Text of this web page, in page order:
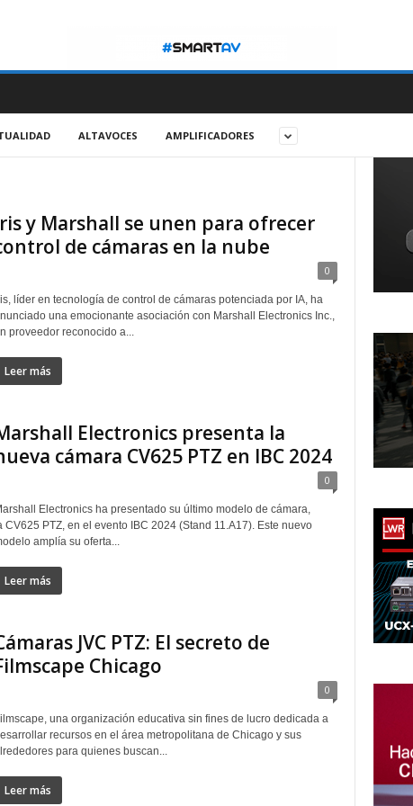
ALTAVOCES AMPLIFICADORES
y Marshall se unen para ofrecer
de cámaras en la nube
0
líder en tecnología de control de cámaras potenciada por IA, ha
una emocionante asociación con Marshall Electronics Inc.,
proveedor reconocido a...
Leer más
Electronics presenta la
cámara CV625 PTZ en IBC 2024
0
Electronics ha presentado su último modelo de cámara,
CV625 PTZ, en el evento IBC 2024 (Stand 11.A17). Este nuevo
amplía su oferta...
Leer más
JVC PTZ: El secreto de
Chicago
0
una organización educativa sin fines de lucro dedicada a
recursos en el área metropolitana de Chicago y sus
para quienes buscan...
Leer más